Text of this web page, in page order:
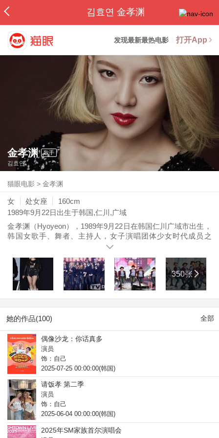
김효연 金孝渊
发现最新最热电影 打开App
金孝渊 歌手
김효연
猫眼电影 >金孝渊
女 处女座
160cm
1989年9月22日 出生于韩国,仁川,广域
金孝渊（Hyoyeon），1989年9月22日在韩国仁川广域市出生，
韩国女歌手、舞者、主持人，女子演唱团体少女时代成员之
一。2000年加入韩国SM娱乐有限公司选秀后成为旗下练习生。
少女时代成员身份正式出道。2012年，参与综艺节目《青春不
败2》担任嘉宾；同年10月，与李赫宰、刘宪华、李泰民、金钟
仁和鹿晗组成临时小分队组合Younique Unit，并发行歌曲
首尔的恳谈会。2015年6月，金孝渊推出个人实境节目《孝渊的
百万LIKE》；同年7月，出版个人书籍《HYO STYLE》。2016
年1月，担任美妆节目《Get it Beauty》特邀主持；8月，与李玟
暎和赵权合作的歌曲《Born to be Wild》发行；12月，发行首张
个人单曲《Mystery》。2017年6月1日，携数码单曲
《Wannabe》回归。2018年4月，以“DJ HYO”为艺名，推出歌
曲《Sober》；同年8月，与金泰妍、李顺圭、权俞利和林允儿
组成少女时代小分队组合“少女时代-Oh! GG”；11月13日，推出
歌曲《Punk Right Now》。2019年7月20日，金孝渊推出歌曲
《Badster》。2020年，加盟综艺节目《Good Girl：谁洗劫了电
视台》首播；同年7月22日，推出单曲《Dessert》。2021年8月
9日，发行单曲《Second》。2022年5月16日，金孝渊发行第一
张个人迷你专辑《DEEP》。2024年2月，主演的《NO WAY
350张
她的作品(100) 全部
偶像沙龙：你话真多
演员
饰：自己
2025-07-25 00:00:00(韩国)
请饭孝 第二季
演员
饰：自己
2025-06-04 00:00:00(韩国)
2025年SM家族首尔演唱会